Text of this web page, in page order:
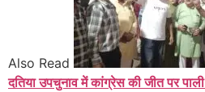
Also Read
दतिया उपचुनाव में कांग्रेस की जीत पर